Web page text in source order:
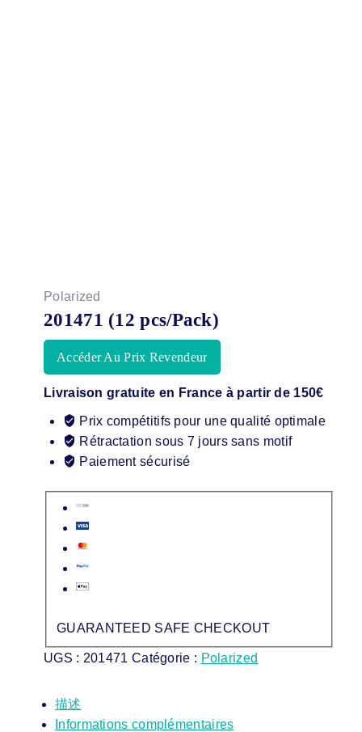
Polarized
201471 (12 pcs/Pack)
Accéder Au Prix Revendeur
Livraison gratuite en France à partir de 150€
Prix compétitifs pour une qualité optimale
Rétractation sous 7 jours sans motif
Paiement sécurisé
GUARANTEED SAFE CHECKOUT
UGS : 201471 Catégorie : Polarized
描述
Informations complémentaires